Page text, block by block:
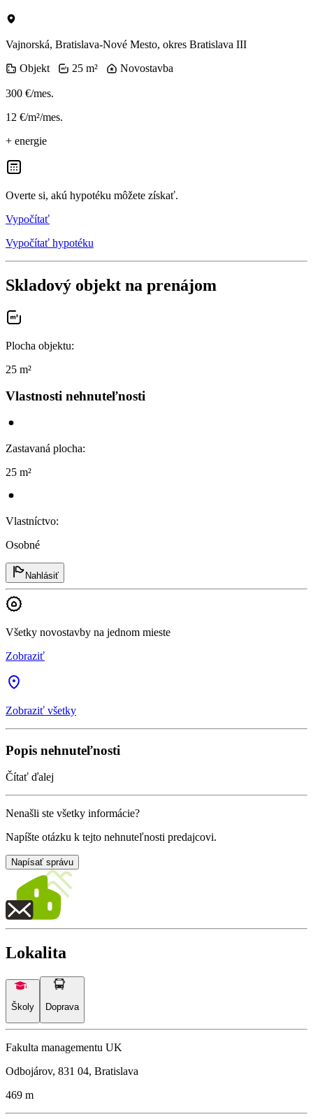
Vajnorská, Bratislava-Nové Mesto, okres Bratislava III
Objekt
25 m² Novostavba
300 €/mes.
12 €/m²/mes.
+ energie
Overte si, akú hypotéku môžete získať.
Vypočítať
Vypočítať hypotéku
Skladový objekt na prenájom
Plocha objektu:
25 m²
Vlastnosti nehnuteľnosti
Zastavaná plocha:
25 m²
Vlastníctvo:
Osobné
Nahlásiť
Všetky novostavby na jednom mieste
Zobraziť
Zobraziť všetky
Popis nehnuteľnosti
Čítať ďalej
Nenašli ste všetky informácie?
Napíšte otázku k tejto nehnuteľnosti predajcovi.
Napísať správu
Lokalita
Školy Doprava
Fakulta managementu UK
Odbojárov, 831 04, Bratislava
469 m